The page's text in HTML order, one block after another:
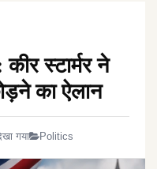
स्टार्मर ने
का ऐलान
गया Politics